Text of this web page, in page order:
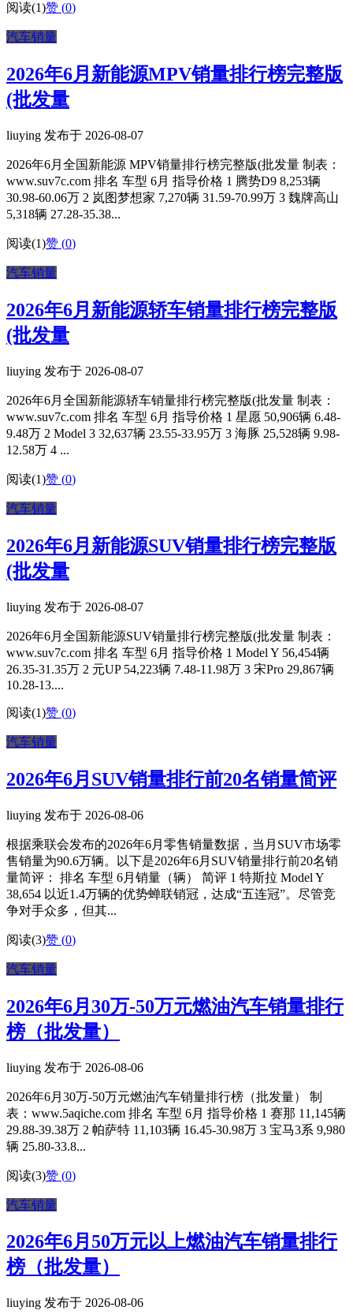
阅读(1)赞 (0)
汽车销量
2026年6月新能源MPV销量排行榜完整版
(批发量
liuying 发布于 2026-08-07
2026年6月全国新能源 MPV销量排行榜完整版(批发量 制表：
www.suv7c.com 排名 车型 6月 指导价格 1 腾势D9 8,253辆
30.98-60.06万 2 岚图梦想家 7,270辆 31.59-70.99万 3 魏牌高山
5,318辆 27.28-35.38...
阅读(1)赞 (0)
汽车销量
2026年6月新能源轿车销量排行榜完整版
(批发量
liuying 发布于 2026-08-07
2026年6月全国新能源轿车销量排行榜完整版(批发量 制表：
www.suv7c.com 排名 车型 6月 指导价格 1 星愿 50,906辆 6.48-
9.48万 2 Model 3 32,637辆 23.55-33.95万 3 海豚 25,528辆 9.98-
12.58万 4 ...
阅读(1)赞 (0)
汽车销量
2026年6月新能源SUV销量排行榜完整版
(批发量
liuying 发布于 2026-08-07
2026年6月全国新能源SUV销量排行榜完整版(批发量 制表：
www.suv7c.com 排名 车型 6月 指导价格 1 Model Y 56,454辆
26.35-31.35万 2 元UP 54,223辆 7.48-11.98万 3 宋Pro 29,867辆
10.28-13....
阅读(1)赞 (0)
汽车销量
2026年6月SUV销量排行前20名销量简评
liuying 发布于 2026-08-06
根据乘联会发布的2026年6月零售销量数据，当月SUV市场零
售销量为90.6万辆。以下是2026年6月SUV销量排行前20名销
量简评： 排名 车型 6月销量（辆） 简评 1 特斯拉 Model Y
38,654 以近1.4万辆的优势蝉联销冠，达成“五连冠”。尽管竞
争对手众多，但其...
阅读(3)赞 (0)
汽车销量
2026年6月30万-50万元燃油汽车销量排行
榜（批发量）
liuying 发布于 2026-08-06
2026年6月30万-50万元燃油汽车销量排行榜（批发量） 制
表：www.5aqiche.com 排名 车型 6月 指导价格 1 赛那 11,145辆
29.88-39.38万 2 帕萨特 11,103辆 16.45-30.98万 3 宝马3系 9,980
辆 25.80-33.8...
阅读(3)赞 (0)
汽车销量
2026年6月50万元以上燃油汽车销量排行
榜（批发量）
liuying 发布于 2026-08-06